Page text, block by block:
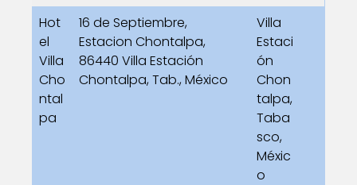
Hot
el
Villa
Cho
ntal
pa
16 de Septiembre,
Estacion Chontalpa,
86440 Villa Estación
Chontalpa, Tab., México
Villa
Estaci
ón
Chon
talpa,
Taba
sco,
Méxic
o